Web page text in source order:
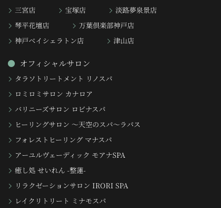
三宮店
宝塚店
淡路夢泉景店
琴平花壇店
万葉倶楽部神戸店
神戸ベイシェラトン店
津山店
オフィシャルサロン
タラソトリートメント リノスパ
ロミロミサロン カナロア
バリニーズサロン ロビナスパ
ヒーリングサロン 〜天空のスパ〜ラパス
フォレストヒーリング マナスパ
アーユルヴェーディック モアナSPA
癒し処 せいれん -整蓮-
リラクゼーションサロン IRORI SPA
レイクリトリート ミナモスパ